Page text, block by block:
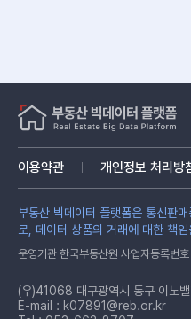
이용약관 개인정보 처리방
부동산 빅데이터 플랫폼은 통신판
로, 데이터 상품의 거래에 대한 책
운영기관 한국부동산원 사업자등록
(우)41068 대구광역시 동구 이노
E-mail : k07891@reb.or.kr